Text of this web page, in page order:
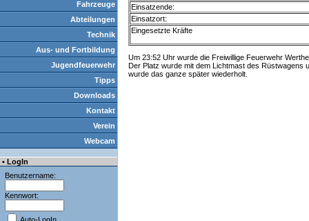
Fahrzeuge
Abteilungen
Technik
Aus- und Fortbildung
Jugendfeuerwehr
Tipps
Downloads
Kontakt
Verein
Webcam
• LogIn
Benutzername:
Kennwort:
Einsatzende:
Einsatzort:
Eingesetzte Kräfte
Um 23:52 Uhr wurde die Freiwillige Feuerwehr
Der Platz wurde mit dem Lichtmast des Rüstwagens
wurde das ganze später wiederholt.